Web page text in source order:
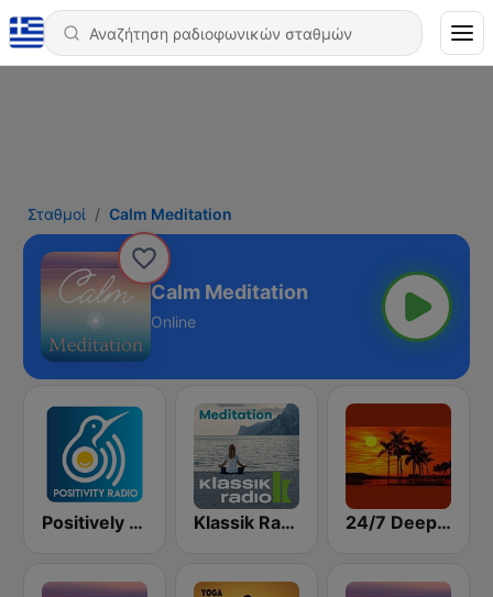
Σταθμοί Calm Meditation
Calm Meditation
Online
Positively Meditation Klassik Radio Meditation 24/7 Deep Sleep Music Relaxing Music Insomnia Sleep Relaxing Music Study Sleep Meditation